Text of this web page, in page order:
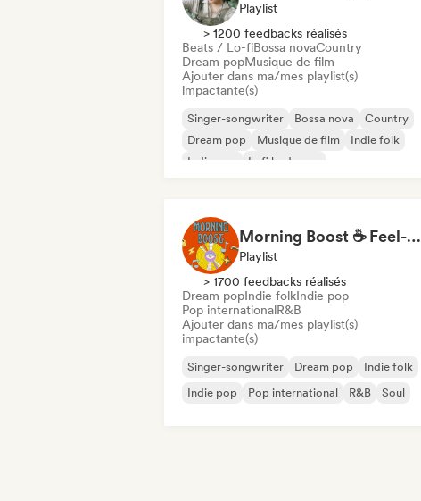
Playlist
> 1200 feedbacks réalisés
Beats / Lo-fiBossa novaCountry
Dream popMusique de film
Ajouter dans ma/mes playlist(s)
impactante(s)
Singer-songwriter Bossa nova
Country
Dream pop
Musique de film
Indie folk
Indie pop
Lofi bedroom
Morning Boost ☕ Feel-Good Funk, Soul & Neo-Soul to Wake Up
Playlist
> 1700 feedbacks réalisés
Dream popIndie folkIndie pop
Pop internationalR&B
Ajouter dans ma/mes playlist(s)
impactante(s)
Singer-songwriter Dream pop
Indie folk
Indie pop
Pop international R&B Soul